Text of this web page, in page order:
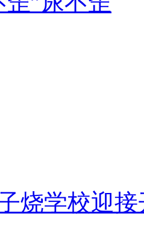
游法》的实施
为了保障游客的
游客确实有购物
是也应该得到满
需求，又彻底改
】
一周新闻，了
的周末《新闻
烧学校迎接